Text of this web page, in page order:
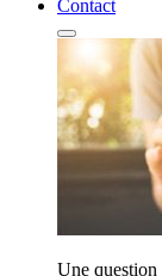
Contact
Une question